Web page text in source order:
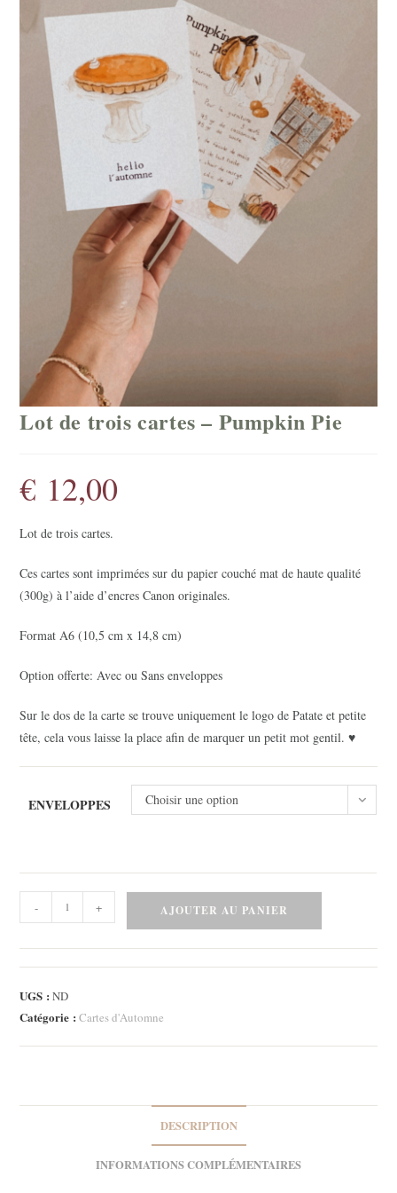
Lot de trois cartes – Pumpkin Pie
€ 12,00
Lot de trois cartes.
Ces cartes sont imprimées sur du papier couché mat de haute qualité
(300g) à l’aide d’encres Canon originales.
Format A6 (10,5 cm x 14,8 cm)
Option offerte: Avec ou Sans enveloppes
Sur le dos de la carte se trouve uniquement le logo de Patate et petite
tête, cela vous laisse la place afin de marquer un petit mot gentil. ♥
ENVELOPPES Choisir une option
de
Lot
de
trois
cartes
- + AJOUTER AU PANIER
UGS :ND
Catégorie :Cartes d'Automne
DESCRIPTION
INFORMATIONS COMPLÉMENTAIRES